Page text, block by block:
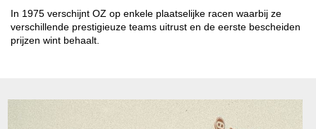
In 1975 verschijnt OZ op enkele plaatselijke racen waarbij ze
verschillende prestigieuze teams uitrust en de eerste bescheiden
prijzen wint behaalt.